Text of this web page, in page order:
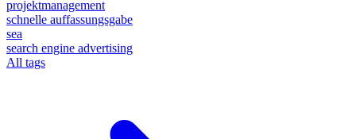
projektmanagement
schnelle auffassungsgabe
sea
search engine advertising
All tags